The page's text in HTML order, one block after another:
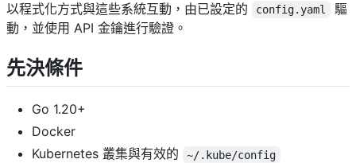
以程式化方式與這些系統互動，由已設定的
config.yaml
驅
動，並使用 API 金鑰進行驗證。
先決條件
Go 1.20+
Docker
Kubernetes 叢集與有效的
~/.kube/config